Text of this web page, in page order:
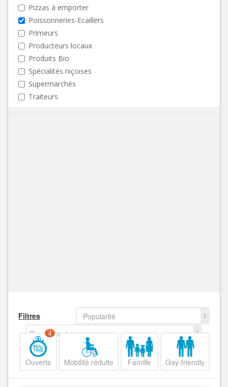
Pizzas à emporter
Poissonneries-Ecaillers
Primeurs
Producteurs locaux
Produits Bio
Spécialités niçoises
Supermarchés
Traiteurs
Filtres
Popularité
Decroissant
Ouverts
4
Mobilité réduite Famille Gay-friendly